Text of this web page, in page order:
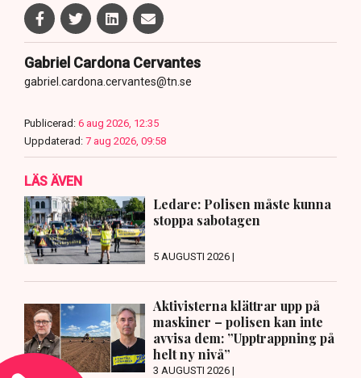
Gabriel Cardona Cervantes
gabriel.cardona.cervantes@tn.se
Publicerad: 6 aug 2026, 12:35
Uppdaterad: 7 aug 2026, 09:58
LÄS ÄVEN
Ledare: Polisen måste kunna
stoppa sabotagen
5 AUGUSTI 2026 |
Aktivisterna klättrar upp på
maskiner – polisen kan inte
avvisa dem: ”Upptrappning på
helt ny nivå”
3 AUGUSTI 2026 |